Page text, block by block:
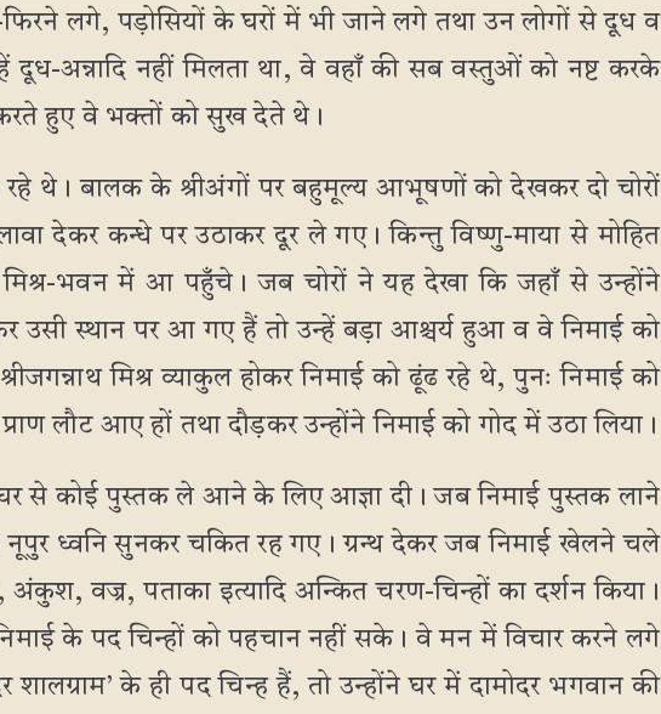
लगे, पड़ोसियों के घरों में भी जाने लगे तथा उन लोगों से दूध व
दूध-अन्नादि नहीं मिलता था, वे वहाँ की सब वस्तुओं को नष्ट करके
हुए वे भक्तों को सुख देते थे।
थे। बालक के श्रीअंगों पर बहुमूल्य आभूषणों को देखकर दो चोरों
देकर कन्धे पर उठाकर दूर ले गए। किन्तु विष्णु-माया से मोहित
भवन में आ पहुँचे। जब चोरों ने यह देखा कि जहाँ से उन्होंने
उसी स्थान पर आ गए हैं तो उन्हें बड़ा आश्चर्य हुआ व वे निमाई को
मिश्र व्याकुल होकर निमाई को ढूंढ रहे थे, पुनः निमाई को
लौट आए हों तथा दौड़कर उन्होंने निमाई को गोद में उठा लिया।
घर से कोई पुस्तक ले आने के लिए आज्ञा दी। जब निमाई पुस्तक लाने
नूपुर ध्वनि सुनकर चकित रह गए। ग्रन्थ देकर जब निमाई खेलने चले
वज्र, पताका इत्यादि अन्कित चरण-चिन्हों का दर्शन किया।
के पद चिन्हों को पहचान नहीं सके। वे मन में विचार करने लगे
शालग्राम’ के ही पद चिन्ह हैं, तो उन्होंने घर में दामोदर भगवान की